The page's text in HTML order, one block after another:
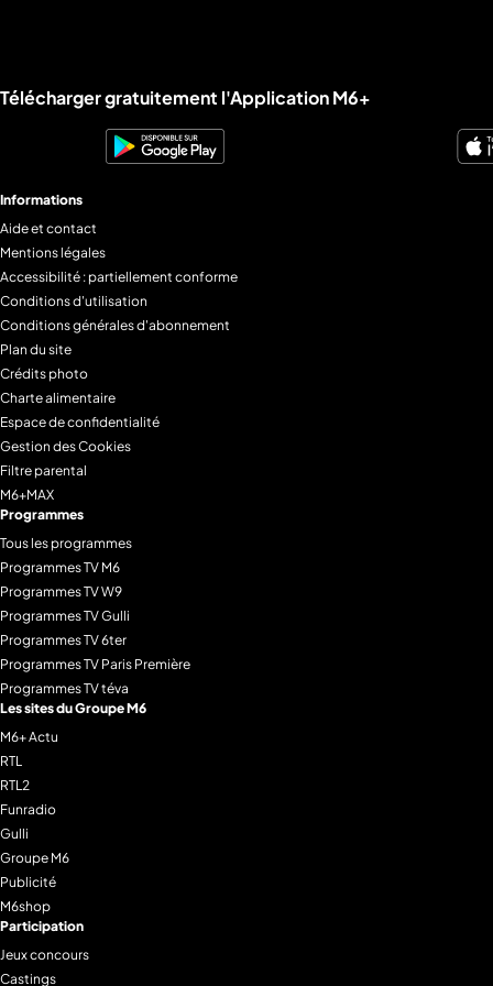
Liens utiles M6+.
Télécharger gratuitement l'Application M6+
Informations
Aide et contact
Mentions légales
Accessibilité : partiellement conforme
Conditions d'utilisation
Conditions générales d'abonnement
Plan du site
Crédits photo
Charte alimentaire
Espace de confidentialité
Gestion des Cookies
Filtre parental
M6+MAX
Programmes
Tous les programmes
Programmes TV M6
Programmes TV W9
Programmes TV Gulli
Programmes TV 6ter
Programmes TV Paris Première
Programmes TV téva
Les sites du Groupe M6
M6+ Actu
RTL
RTL2
Funradio
Gulli
Groupe M6
Publicité
M6shop
Participation
Jeux concours
Castings